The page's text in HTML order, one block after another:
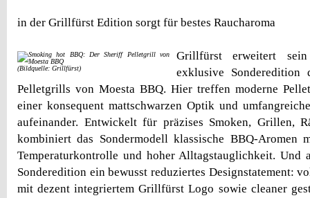
in der Grillfürst Edition sorgt für bestes Raucharoma
(Bildquelle: Grillfürst)
Grillfürst erweitert
exklusive Sonderedition
Pelletgrills von Moesta BBQ. Hier treffen moderne
einer konsequent mattschwarzen Optik und
aufeinander. Entwickelt für präzises Smoken, Grillen,
kombiniert das Sondermodell klassische BBQ-Aromen
Temperaturkontrolle und hoher Alltagstauglichkeit. Und
Sonderedition ein bewusst reduziertes Designstatement:
mit dezent integriertem Grillfürst Logo sowie cleaner